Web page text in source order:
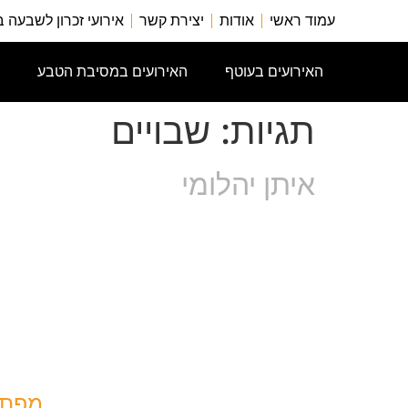
עמוד ראשי אודות יצירת קשר אירועי זכרון לשבעה
האירועים בעוטף האירועים במסיבת הטבע
תגיות: שבויים
איתן יהלומי